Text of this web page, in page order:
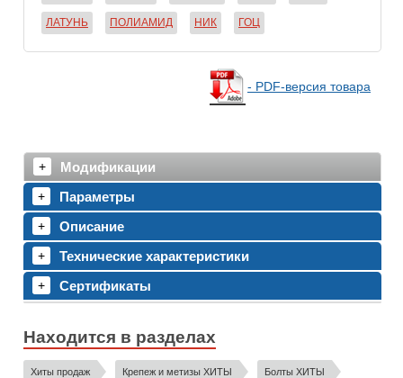
ЛАТУНЬ ПОЛИАМИД НИК ГОЦ
- PDF-версия товара
Модификации
Параметры
Описание
Технические характеристики
Сертификаты
Находится в разделах
Хиты продаж Крепеж и метизы ХИТЫ Болты ХИТЫ